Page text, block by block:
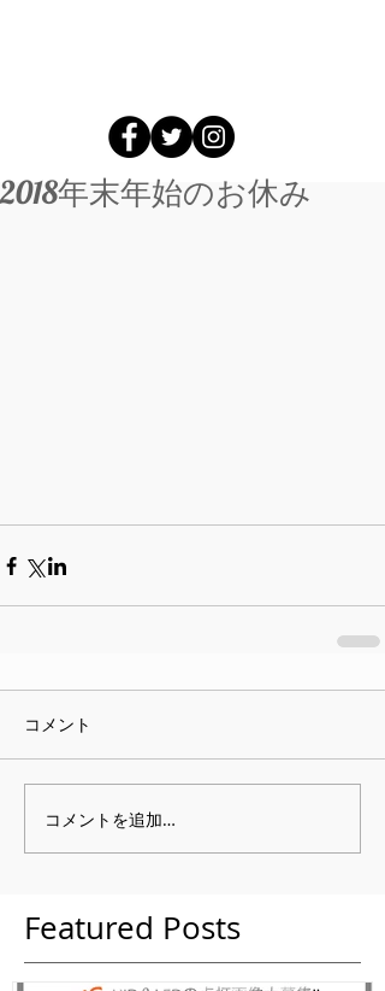
2018年末年始のお休み
コメント
コメントを追加…
Featured Posts